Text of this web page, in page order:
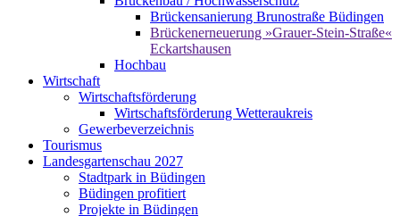
Brückensanierung Brunostraße Büdingen
Brückenerneuerung »Grauer-Stein-Straße«
Eckartshausen
Hochbau
Wirtschaft
Wirtschaftsförderung
Wirtschaftsförderung Wetteraukreis
Gewerbeverzeichnis
Tourismus
Landesgartenschau 2027
Stadtpark in Büdingen
Büdingen profitiert
Projekte in Büdingen